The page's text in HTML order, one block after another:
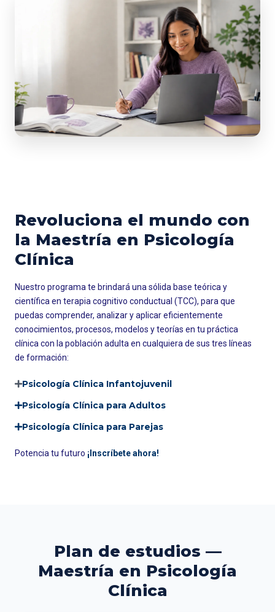
Revoluciona el mundo con
la Maestría en Psicología
Clínica
Nuestro programa te brindará una sólida base teórica y
científica en terapia cognitivo conductual (TCC), para que
puedas comprender, analizar y aplicar eficientemente
conocimientos, procesos, modelos y teorías en tu práctica
clínica con la población adulta en cualquiera de sus tres líneas
de formación:
Psicología Clínica Infantojuvenil
Psicología Clínica para Adultos
Psicología Clínica para Parejas
Potencia tu futuro ¡Inscríbete ahora!
Plan de estudios —
Maestría en Psicología
Clínica